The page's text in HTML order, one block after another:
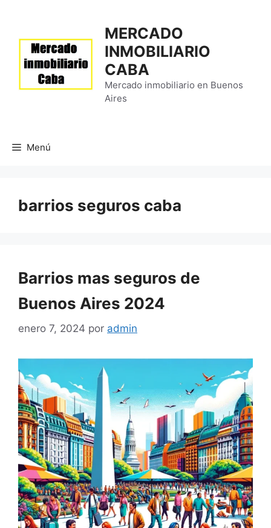
contenido
MERCADO
INMOBILIARIO
CABA
Mercado inmobiliario en Buenos
Aires
Menú
barrios seguros caba
Barrios mas seguros de
Buenos Aires 2024
enero 7, 2024 por admin